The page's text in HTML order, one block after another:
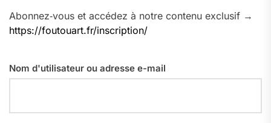
Abonnez‑vous et accédez à notre contenu exclusif →
https://foutouart.fr/inscription/
Nom d'utilisateur ou adresse e-mail